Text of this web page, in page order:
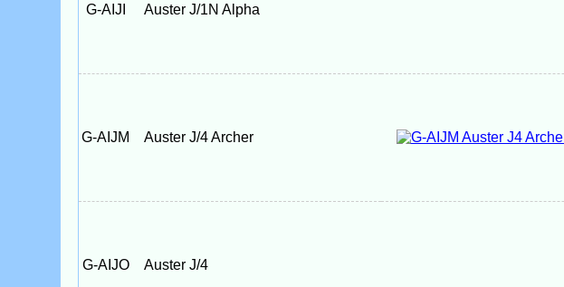
G-AIJI Auster J/1N Alpha
G-AIJM Auster J/4 Archer
G-AIJO Auster J/4